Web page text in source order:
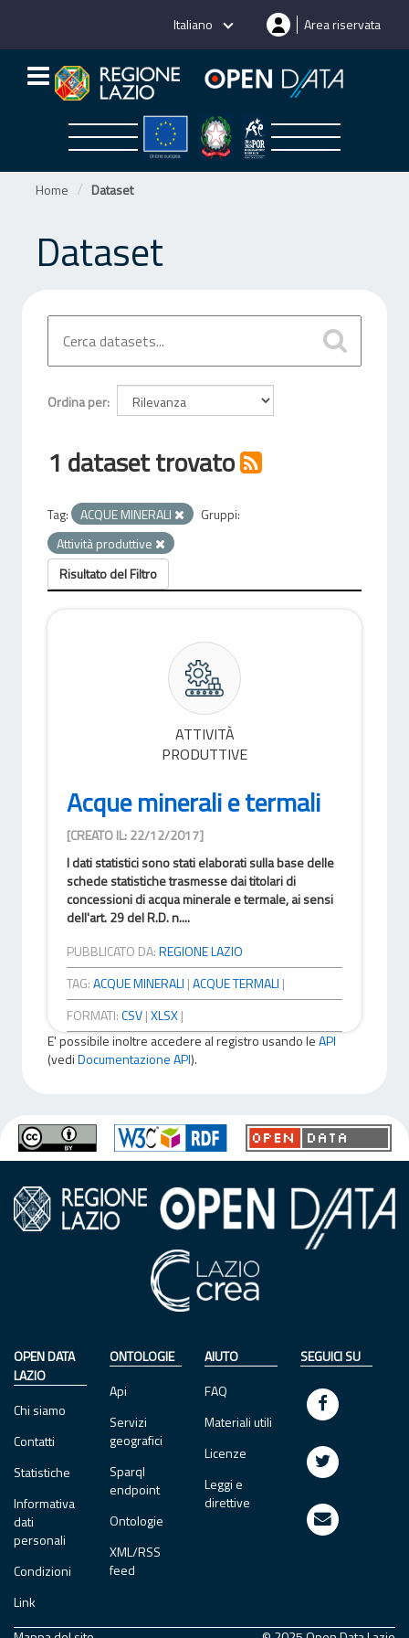
Italiano Area riservata
Home Dataset
Dataset
Ordina per
1 dataset trovato
Tag: ACQUE MINERALI
Gruppi:
Attività produttive
Risultato del Filtro
ATTIVITÀ
PRODUTTIVE
Acque minerali e termali
[CREATO IL: 22/12/2017]
I dati statistici sono stati elaborati sulla base delle
schede statistiche trasmesse dai titolari di
concessioni di acqua minerale e termale, ai sensi
dell'art. 29 del R.D. n....
PUBBLICATO DA:REGIONE LAZIO
TAG:ACQUE MINERALI |ACQUE TERMALI |
FORMATI:CSV|XLSX|
E' possibile inoltre accedere al registro usando leAPI
(vediDocumentazione API).
OPEN DATA
LAZIO
Chi siamo
Contatti
Statistiche
Informativa
dati
personali
Condizioni
Link
ONTOLOGIE
Api
Servizi
geografici
Sparql
endpoint
Ontologie
XML/RSS
feed
AIUTO
FAQ
Materiali utili
Licenze
Leggi e
direttive
SEGUICI SU